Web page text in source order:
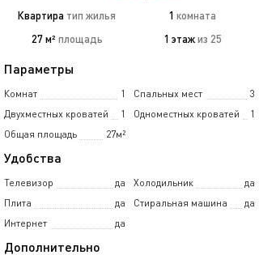
Квартира тип жилья 1 комната
27 м² площадь 1 этаж из 25
Параметры
Комнат 1 Спальных мест
3
Двухместных кроватей
1 Одноместных кроватей
1
Общая площадь
27м²
Удобства
Телевизор да Холодильник
да
Плита
да Стиральная машина
да
Интернет
да
Дополнительно